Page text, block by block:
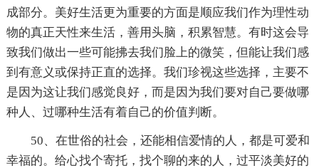
成部分。美好生活更为重要的方面是顺应我们作为理性动
物的真正天性来生活，善用头脑，积累智慧。有时这会导
致我们做出一些可能拂去我们脸上的微笑，但能让我们感
到有意义或保持正直的选择。我们珍视这些选择，主要不
是因为这让我们感觉良好，而是因为我们要对自己要做哪
种人、过哪种生活有着自己的价值判断。
50、在世俗的社会，还能相信爱情的人，都是可爱和
幸福的。给心找个寄托，找个聊的来的人，过平淡美好的